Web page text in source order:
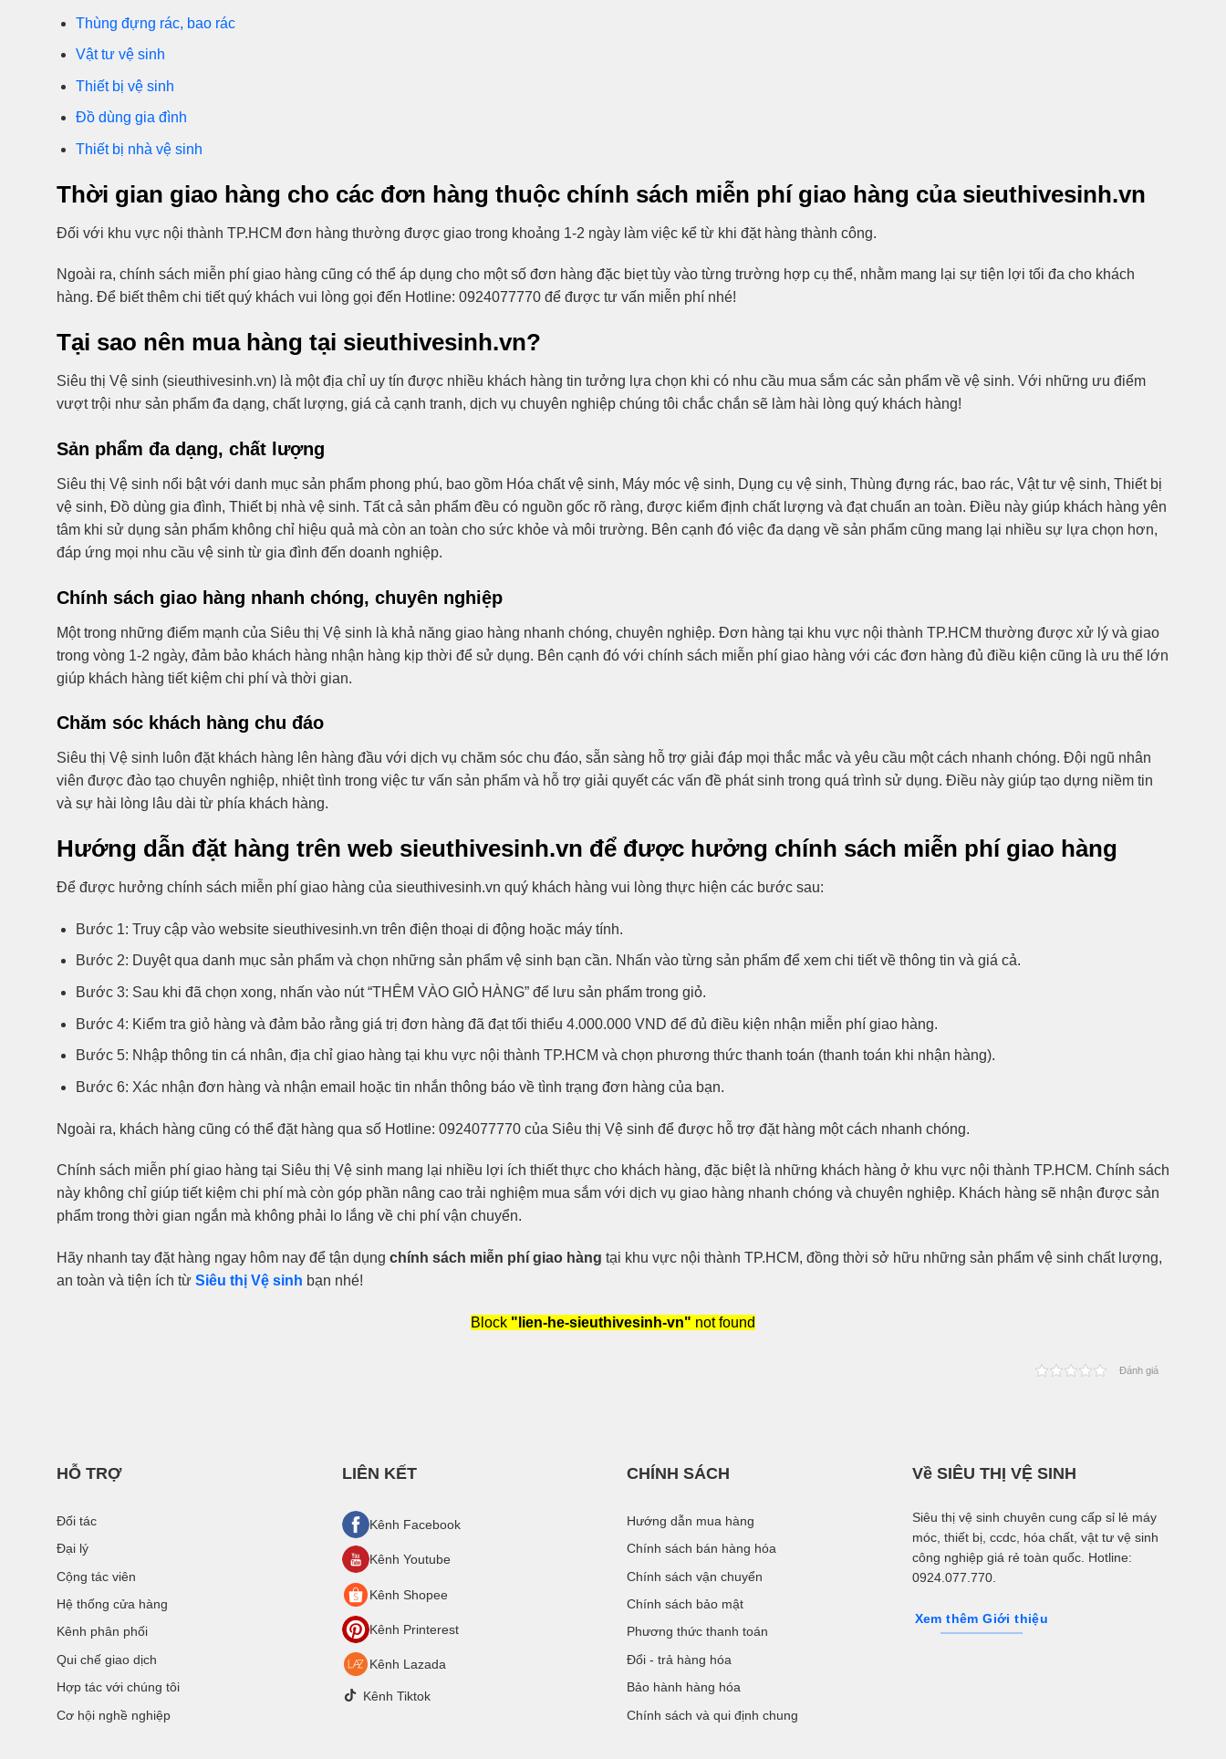
Thùng đựng rác, bao rác
Vật tư vệ sinh
Thiết bị vệ sinh
Đồ dùng gia đình
Thiết bị nhà vệ sinh
Thời gian giao hàng cho các đơn hàng thuộc chính sách miễn phí giao hàng của sieuthivesinh.vn
Đối với khu vực nội thành TP.HCM đơn hàng thường được giao trong khoảng 1-2 ngày làm việc kể từ khi đặt hàng thành công.
Ngoài ra, chính sách miễn phí giao hàng cũng có thể áp dụng cho một số đơn hàng đặc biẹt tùy vào từng trường hợp cụ thể, nhằm mang lại sự tiện lợi tối đa cho khách
hàng. Để biết thêm chi tiết quý khách vui lòng gọi đến Hotline: 0924077770 để được tư vấn miễn phí nhé!
Tại sao nên mua hàng tại sieuthivesinh.vn?
Siêu thị Vệ sinh (sieuthivesinh.vn) là một địa chỉ uy tín được nhiều khách hàng tin tưởng lựa chọn khi có nhu cầu mua sắm các sản phẩm về vệ sinh. Với những ưu điểm
vượt trội như sản phẩm đa dạng, chất lượng, giá cả cạnh tranh, dịch vụ chuyên nghiệp chúng tôi chắc chắn sẽ làm hài lòng quý khách hàng!
Sản phẩm đa dạng, chất lượng
Siêu thị Vệ sinh nổi bật với danh mục sản phẩm phong phú, bao gồm Hóa chất vệ sinh, Máy móc vệ sinh, Dụng cụ vệ sinh, Thùng đựng rác, bao rác, Vật tư vệ sinh, Thiết bị
vệ sinh, Đồ dùng gia đình, Thiết bị nhà vệ sinh. Tất cả sản phẩm đều có nguồn gốc rõ ràng, được kiểm định chất lượng và đạt chuẩn an toàn. Điều này giúp khách hàng yên
tâm khi sử dụng sản phẩm không chỉ hiệu quả mà còn an toàn cho sức khỏe và môi trường. Bên cạnh đó việc đa dạng về sản phẩm cũng mang lại nhiều sự lựa chọn hơn,
đáp ứng mọi nhu cầu vệ sinh từ gia đình đến doanh nghiệp.
Chính sách giao hàng nhanh chóng, chuyên nghiệp
Một trong những điểm mạnh của Siêu thị Vệ sinh là khả năng giao hàng nhanh chóng, chuyên nghiệp. Đơn hàng tại khu vực nội thành TP.HCM thường được xử lý và giao
trong vòng 1-2 ngày, đảm bảo khách hàng nhận hàng kịp thời để sử dụng. Bên cạnh đó với chính sách miễn phí giao hàng với các đơn hàng đủ điều kiện cũng là ưu thế lớn
giúp khách hàng tiết kiệm chi phí và thời gian.
Chăm sóc khách hàng chu đáo
Siêu thị Vệ sinh luôn đặt khách hàng lên hàng đầu với dịch vụ chăm sóc chu đáo, sẵn sàng hỗ trợ giải đáp mọi thắc mắc và yêu cầu một cách nhanh chóng. Đội ngũ nhân
viên được đào tạo chuyên nghiệp, nhiệt tình trong việc tư vấn sản phẩm và hỗ trợ giải quyết các vấn đề phát sinh trong quá trình sử dụng. Điều này giúp tạo dựng niềm tin
và sự hài lòng lâu dài từ phía khách hàng.
Hướng dẫn đặt hàng trên web sieuthivesinh.vn để được hưởng chính sách miễn phí giao hàng
Để được hưởng chính sách miễn phí giao hàng của sieuthivesinh.vn quý khách hàng vui lòng thực hiện các bước sau:
Bước 1: Truy cập vào website sieuthivesinh.vn trên điện thoại di động hoặc máy tính.
Bước 2: Duyệt qua danh mục sản phẩm và chọn những sản phẩm vệ sinh bạn cần. Nhấn vào từng sản phẩm để xem chi tiết về thông tin và giá cả.
Bước 3: Sau khi đã chọn xong, nhấn vào nút “THÊM VÀO GIỎ HÀNG” để lưu sản phẩm trong giỏ.
Bước 4: Kiểm tra giỏ hàng và đảm bảo rằng giá trị đơn hàng đã đạt tối thiểu 4.000.000 VND để đủ điều kiện nhận miễn phí giao hàng.
Bước 5: Nhập thông tin cá nhân, địa chỉ giao hàng tại khu vực nội thành TP.HCM và chọn phương thức thanh toán (thanh toán khi nhận hàng).
Bước 6: Xác nhận đơn hàng và nhận email hoặc tin nhắn thông báo về tình trạng đơn hàng của bạn.
Ngoài ra, khách hàng cũng có thể đặt hàng qua số Hotline: 0924077770 của Siêu thị Vệ sinh để được hỗ trợ đặt hàng một cách nhanh chóng.
Chính sách miễn phí giao hàng tại Siêu thị Vệ sinh mang lại nhiều lợi ích thiết thực cho khách hàng, đặc biệt là những khách hàng ở khu vực nội thành TP.HCM. Chính sách
này không chỉ giúp tiết kiệm chi phí mà còn góp phần nâng cao trải nghiệm mua sắm với dịch vụ giao hàng nhanh chóng và chuyên nghiệp. Khách hàng sẽ nhận được sản
phẩm trong thời gian ngắn mà không phải lo lắng về chi phí vận chuyển.
Hãy nhanh tay đặt hàng ngay hôm nay để tận dụng chính sách miễn phí giao hàng tại khu vực nội thành TP.HCM, đồng thời sở hữu những sản phẩm vệ sinh chất lượng,
an toàn và tiện ích từ Siêu thị Vệ sinh bạn nhé!
Block "lien-he-sieuthivesinh-vn" not found
Đánh giá
HỖ TRỢ
Đối tác
Đại lý
Cộng tác viên
Hệ thống cửa hàng
Kênh phân phối
Qui chế giao dịch
Hợp tác với chúng tôi
Cơ hội nghề nghiệp
LIÊN KẾT
Kênh Facebook
Kênh Youtube
Kênh Shopee
Kênh Printerest
Kênh Lazada
Kênh Tiktok
CHÍNH SÁCH
Hướng dẫn mua hàng
Chính sách bán hàng hóa
Chính sách vận chuyển
Chính sách bảo mật
Phương thức thanh toán
Đổi - trả hàng hóa
Bảo hành hàng hóa
Chính sách và qui định chung
Về SIÊU THỊ VỆ SINH
Siêu thị vệ sinh chuyên cung cấp sỉ lẻ máy
móc, thiết bị, ccdc, hóa chất, vật tư vệ sinh
công nghiệp giá rẻ toàn quốc. Hotline:
0924.077.770.
Xem thêm Giới thiệu